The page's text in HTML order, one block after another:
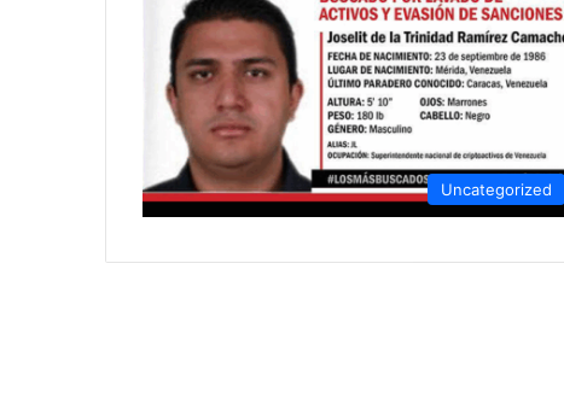
Uncategorized